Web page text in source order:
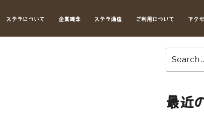
ステラについて 企業理念 ステラ通信 ご利用について アク
for:
最近